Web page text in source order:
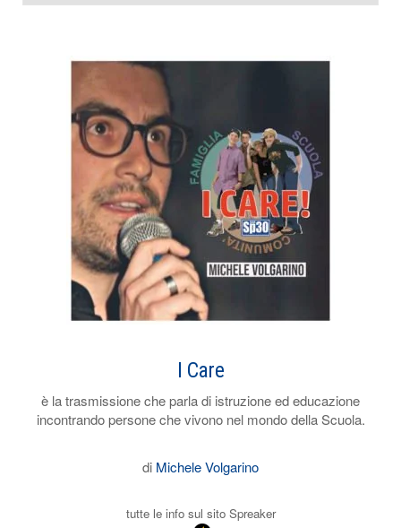
I Care
è la trasmissione che parla di istruzione ed educazione
incontrando persone che vivono nel mondo della Scuola.
di Michele Volgarino
tutte le info sul sito Spreaker